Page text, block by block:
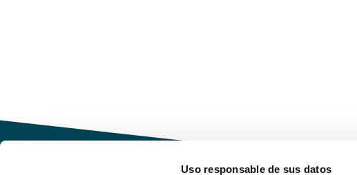
Uso responsable de sus datos